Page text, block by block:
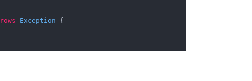
Exception {